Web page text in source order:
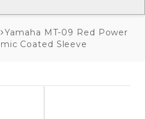
Yamaha MT-09 Red Power
Coated Sleeve